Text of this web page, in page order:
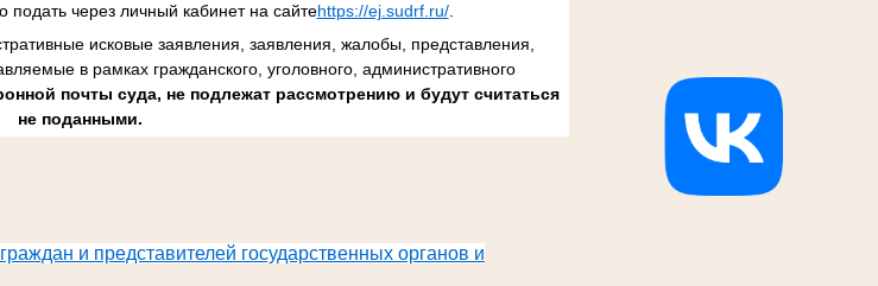
через личный кабинет на сайтеhttps://ej.sudrf.ru/.
исковые заявления, заявления, жалобы, представления,
в рамках гражданского, уголовного, административного
почты суда, не подлежат рассмотрению и будут считаться
не поданными.
и представителей государственных органов и